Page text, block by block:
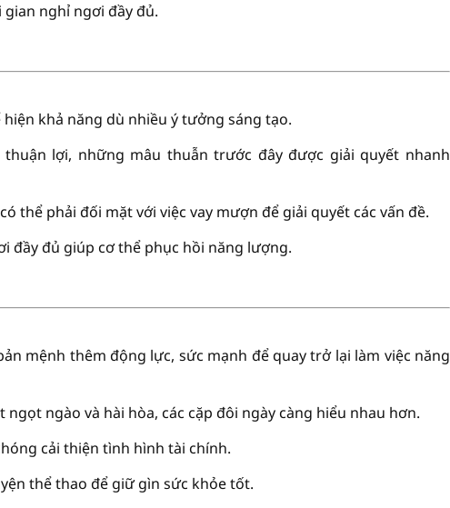
nghỉ ngơi đầy đủ.
khả năng dù nhiều ý tưởng sáng tạo.
lợi, những mâu thuẫn trước đây được giải quyết nhanh
thể phải đối mặt với việc vay mượn để giải quyết các vấn đề.
đầy đủ giúp cơ thể phục hồi năng lượng.
mệnh thêm động lực, sức mạnh để quay trở lại làm việc năng
ngào và hài hòa, các cặp đôi ngày càng hiểu nhau hơn.
cải thiện tình hình tài chính.
thể thao để giữ gìn sức khỏe tốt.